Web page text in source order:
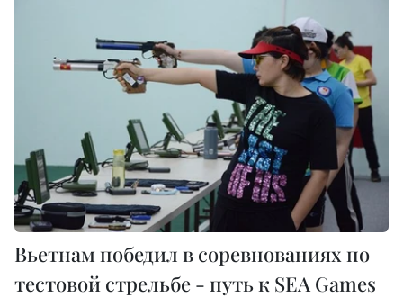
Вьетнам победил в соревнованиях по
тестовой стрельбе - путь к SEA Games